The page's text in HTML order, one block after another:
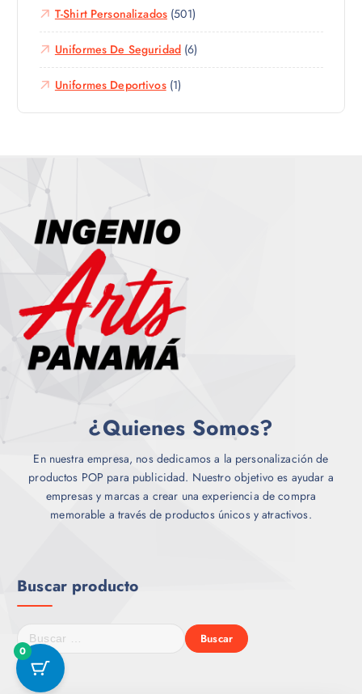
T-Shirt Personalizados(501)
Uniformes De Seguridad(6)
Uniformes Deportivos(1)
¿Quienes Somos?
En nuestra empresa, nos dedicamos a la personalización de
productos POP para publicidad. Nuestro objetivo es ayudar a
empresas y marcas a crear una experiencia de compra
memorable a través de productos únicos y atractivos.
Buscar producto
u
s
c
0